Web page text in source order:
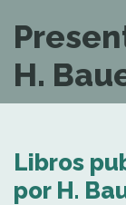
H.
Libros
por H.